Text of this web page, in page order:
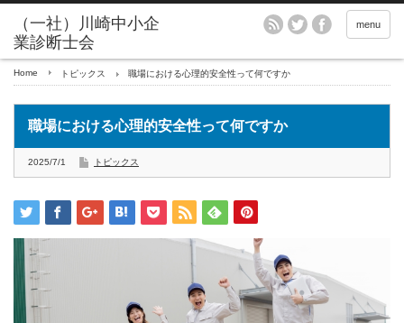
menu
Home トピックス 職場における心理的安全性って何ですか
職場における心理的安全性って何ですか
2025/7/1 トピックス